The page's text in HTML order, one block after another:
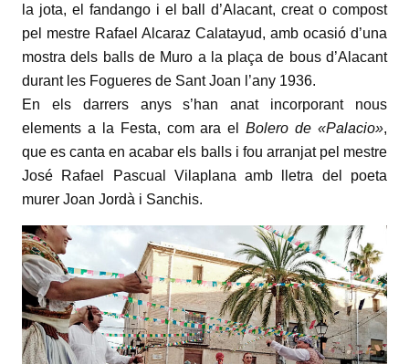
la jota, el fandango i el ball d’Alacant, creat o compost
pel mestre Rafael Alcaraz Calatayud, amb ocasió d’una
mostra dels balls de Muro a la plaça de bous d’Alacant
durant les Fogueres de Sant Joan l’any 1936.
En els darrers anys s’han anat incorporant nous
elements a la Festa, com ara elBolero de «Palacio»,
que es canta en acabar els balls i fou arranjat pel mestre
José Rafael Pascual Vilaplana amb lletra del poeta
murer Joan Jordà i Sanchis.